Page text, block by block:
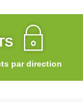
par direction